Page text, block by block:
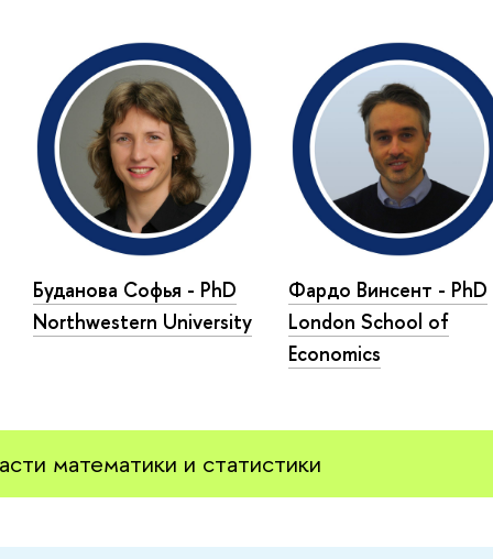
Буданова Софья - PhD
Northwestern University
Фардо Винсент - PhD
London School of
Economics
математики и статистики